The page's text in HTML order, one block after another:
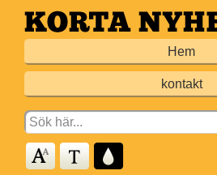
Hoppa
till
Hem
kontakt
Search
for: